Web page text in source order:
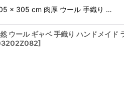
× 305 cm 肉厚 ウール 手織り …
ール ギャベ 手織り ハンドメイド
]